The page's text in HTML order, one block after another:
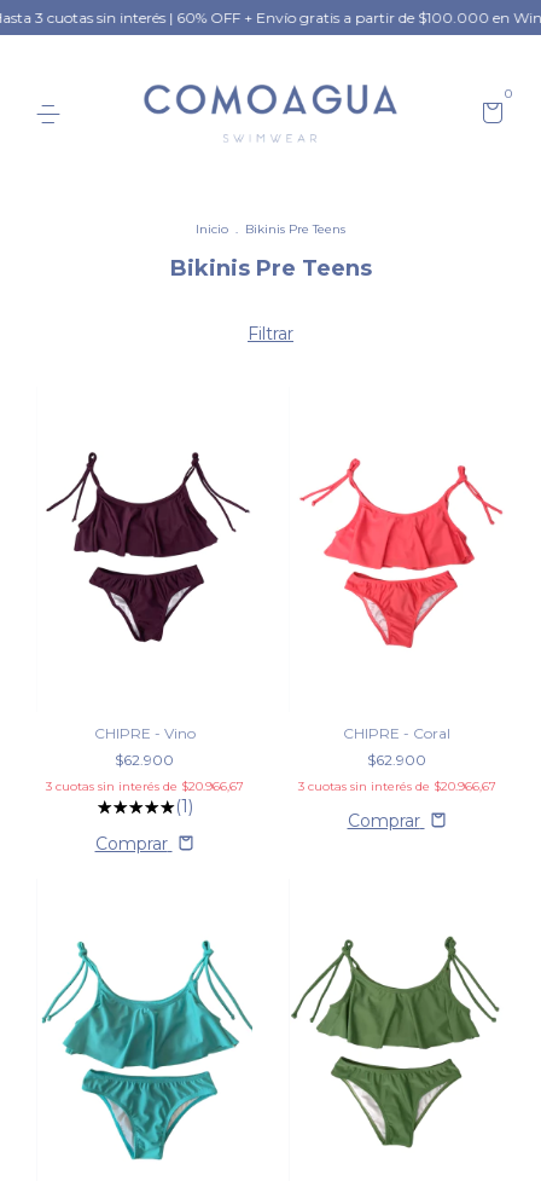
sin interés | 60% OFF + Envío gratis a partir de $100.000 en Winter
0
Inicio . Bikinis Pre Teens
Bikinis Pre Teens
Filtrar
CHIPRE - Vino
$62.900
3 cuotas sin interés de $20.966,67
(1)
Comprar
CHIPRE - Coral
$62.900
3 cuotas sin interés de $20.966,67
Comprar